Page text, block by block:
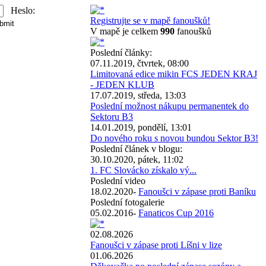
Heslo:
Registrujte se v mapě fanoušků!
V mapě je celkem 990 fanoušků
Poslední články:
07.11.2019, čtvrtek, 08:00
Limitovaná edice mikin FCS JEDEN KRAJ
- JEDEN KLUB
17.07.2019, středa, 13:03
Poslední možnost nákupu permanentek do
Sektoru B3
14.01.2019, pondělí, 13:01
Do nového roku s novou bundou Sektor B3!
Poslední článek v blogu:
30.10.2020, pátek, 11:02
1. FC Slovácko získalo vý...
Poslední video
18.02.2020- Fanoušci v zápase proti Baníku
Poslední fotogalerie
05.02.2016- Fanaticos Cup 2016
02.08.2026
Fanoušci v zápase proti Líšni v lize
01.06.2026